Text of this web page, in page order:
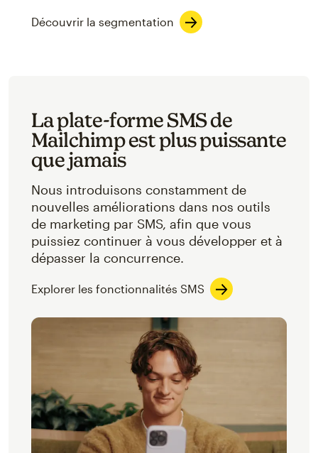
Découvrir la segmentation
La plate-forme SMS de
Mailchimp est plus puissante
que jamais
Nous introduisons constamment de
nouvelles améliorations dans nos outils
de marketing par SMS, afin que vous
puissiez continuer à vous développer et à
dépasser la concurrence.
Explorer les fonctionnalités SMS